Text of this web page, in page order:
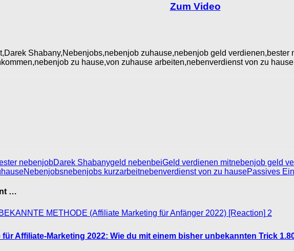
Zum Video
Shabany,Nebenjobs,nebenjob zuhause,nebenjob geld
zu hause,von zuhause arbeiten,nebenverdienst von zu
nebenjobDarek Shabanygeld nebenbeiGeld verdienen mitnebenjob geld
Nebenjobsnebenjobs kurzarbeitnebenverdienst von zu hausePassives
…
2
Affiliate-Marketing 2022: Wie du mit einem bisher unbekannten Trick